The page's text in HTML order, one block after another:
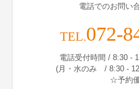
電話でのお問い
TEL.072-
電話受付時間 / 8:30 -
(月・水のみ / 8:30 -
☆予約